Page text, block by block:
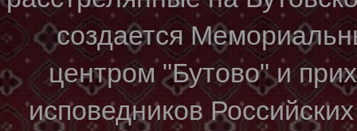
создается
центром "Бутово" и
исповедников